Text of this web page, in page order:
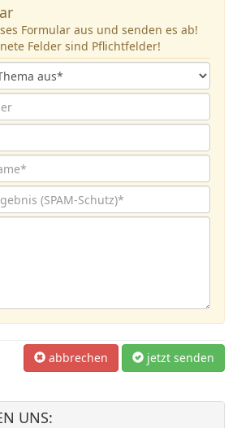
Formular aus und senden es ab!
Felder sind Pflichtfelder!
abbrechen jetzt senden
UNS: